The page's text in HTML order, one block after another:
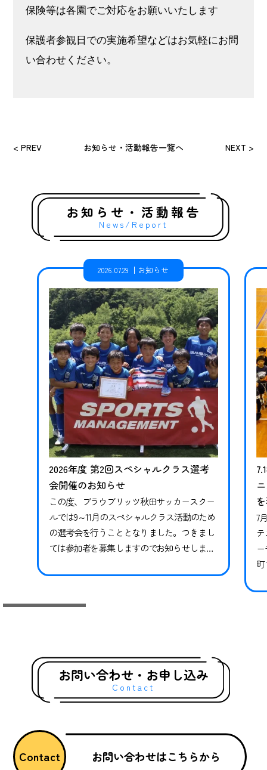
保険等は各園でご対応をお願いいたします
保護者参観⽇での実施希望などはお気軽にお問
い合わせください。
< PREV お知らせ・活動報告一覧へ NEXT >
お知らせ・活動報告
News/Report
2026.07.29 お知らせ
2026年度 第2回スペシャルクラス選考
会開催のお知らせ
この度、ブラウブリッツ秋田サッカースクー
ルでは9～11月のスペシャルクラス活動のため
の選考会を行うこととなりました。つきまし
ては参加者を募集しますのでお知らせしま
継続ではありませんので、必ずお申し込みな
参加いただけなかった場合、対象期間のトレ
7
っ
お問い合わせ・お申し込み
Contact
Contact お問い合わせはこちらから